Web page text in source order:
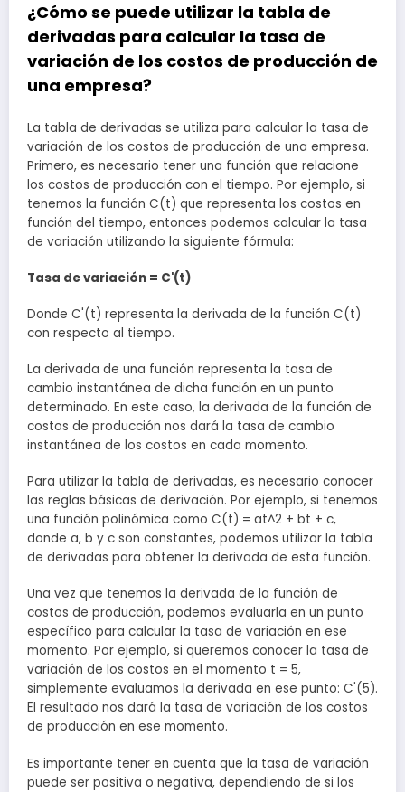
¿Cómo se puede utilizar la tabla de
derivadas para calcular la tasa de
variación de los costos de producción de
una empresa?
La tabla de derivadas se utiliza para calcular la tasa de
variación de los costos de producción de una empresa.
Primero, es necesario tener una función que relacione
los costos de producción con el tiempo. Por ejemplo, si
tenemos la función C(t) que representa los costos en
función del tiempo, entonces podemos calcular la tasa
de variación utilizando la siguiente fórmula:
Tasa de variación = C'(t)
Donde C'(t) representa la derivada de la función C(t)
con respecto al tiempo.
La derivada de una función representa la tasa de
cambio instantánea de dicha función en un punto
determinado. En este caso, la derivada de la función de
costos de producción nos dará la tasa de cambio
instantánea de los costos en cada momento.
Para utilizar la tabla de derivadas, es necesario conocer
las reglas básicas de derivación. Por ejemplo, si tenemos
una función polinómica como C(t) = at^2 + bt + c,
donde a, b y c son constantes, podemos utilizar la tabla
de derivadas para obtener la derivada de esta función.
Una vez que tenemos la derivada de la función de
costos de producción, podemos evaluarla en un punto
específico para calcular la tasa de variación en ese
momento. Por ejemplo, si queremos conocer la tasa de
variación de los costos en el momento t = 5,
simplemente evaluamos la derivada en ese punto: C'(5).
El resultado nos dará la tasa de variación de los costos
de producción en ese momento.
Es importante tener en cuenta que la tasa de variación
puede ser positiva o negativa, dependiendo de si los